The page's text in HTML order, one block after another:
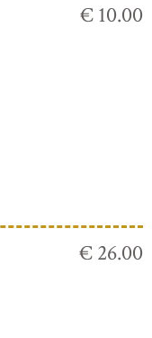
€ 10.00
€ 26.00